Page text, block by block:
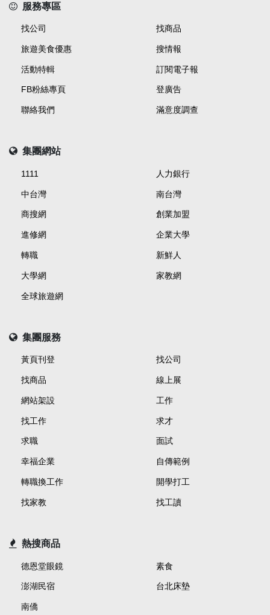
服務專區
找公司 找商品
旅遊美食優惠 搜情報
活動特輯 訂閱電子報
FB粉絲專頁 登廣告
聯絡我們 滿意度調查
集團網站
1111 人力銀行
中台灣 南台灣
商搜網 創業加盟
進修網 企業大學
轉職 新鮮人
大學網 家教網
全球旅遊網
集團服務
黃頁刊登 找公司
找商品 線上展
網站架設 工作
找工作 求才
求職 面試
幸福企業 自傳範例
轉職換工作 開學打工
找家教 找工讀
熱搜商品
德恩堂眼鏡 素食
澎湖民宿 台北床墊
南僑